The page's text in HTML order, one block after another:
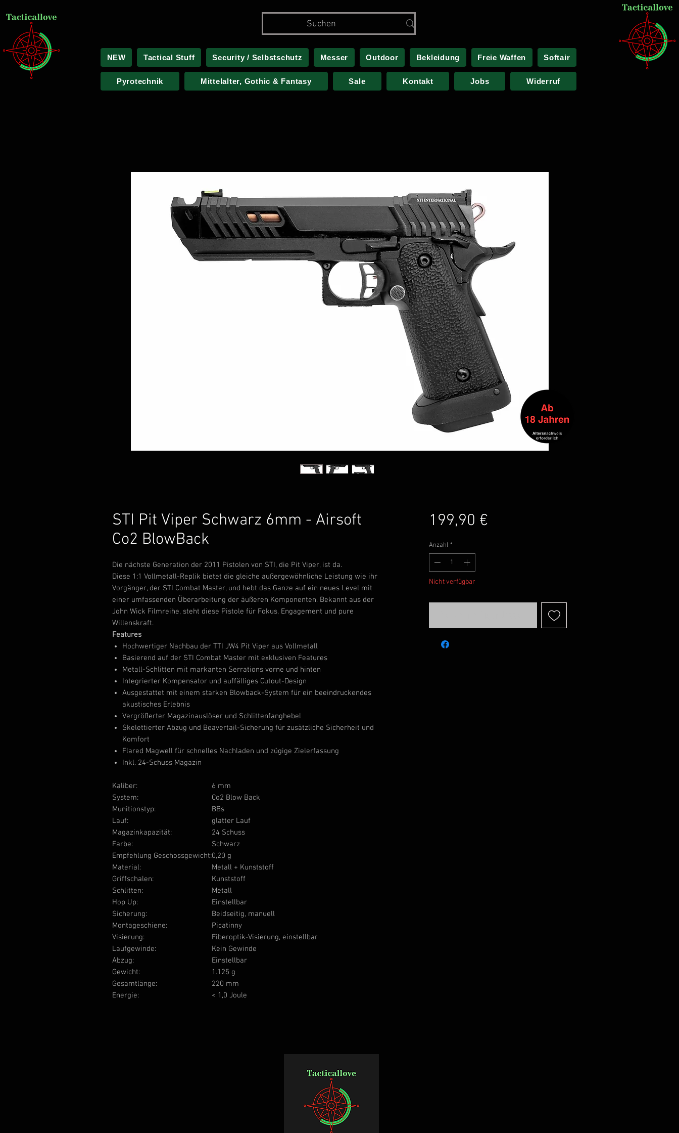
NEW Tactical Stuff Security / Selbstschutz Messer Outdoor Bekleidung Freie Waffen Softair
Pyrotechnik Mittelalter, Gothic & Fantasy Sale Kontakt Jobs Widerruf
STI Pit Viper Schwarz 6mm - Airsoft
Co2 BlowBack
Die nächste Generation der 2011 Pistolen von STI, die Pit Viper, ist da.
Diese 1:1 Vollmetall-Replik bietet die gleiche außergewöhnliche Leistung wie ihr
Vorgänger, der STI Combat Master, und hebt das Ganze auf ein neues Level mit
einer umfassenden Überarbeitung der äußeren Komponenten. Bekannt aus der
John Wick Filmreihe, steht diese Pistole für Fokus, Engagement und pure
Willenskraft.
Features
Hochwertiger Nachbau der TTI JW4 Pit Viper aus Vollmetall
Basierend auf der STI Combat Master mit exklusiven Features
Metall-Schlitten mit markanten Serrations vorne und hinten
Integrierter Kompensator und auffälliges Cutout-Design
Ausgestattet mit einem starken Blowback-System für ein beeindruckendes
akustisches Erlebnis
Vergrößerter Magazinauslöser und Schlittenfanghebel
Skelettierter Abzug und Beavertail-Sicherung für zusätzliche Sicherheit und
Komfort
Flared Magwell für schnelles Nachladen und zügige Zielerfassung
Inkl. 24-Schuss Magazin
Kaliber:
6 mm
System:
Co2 Blow Back
Munitionstyp:
BBs
Lauf:
glatter Lauf
Magazinkapazität:
24 Schuss
Farbe:
Schwarz
Empfehlung Geschossgewicht:0,20 g
Material:
Metall + Kunststoff
Griffschalen:
Kunststoff
Schlitten:
Metall
Hop Up:
Einstellbar
Sicherung:
Beidseitig, manuell
Montageschiene:
Picatinny
Visierung:
Fiberoptik-Visierung, einstellbar
Laufgewinde:
Kein Gewinde
Abzug:
Einstellbar
Gewicht:
1.125 g
Gesamtlänge:
220 mm
Energie:
< 1,0 Joule
199,90 €Preis
Anzahl *
Nicht verfügbar